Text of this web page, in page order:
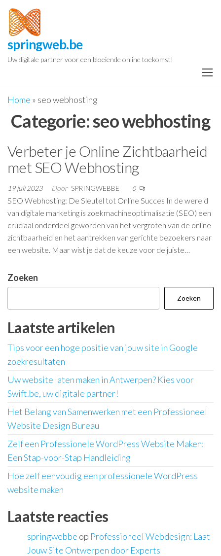
Spring
naar
de
inhoud
springweb.be
Uw digitale partner voor een bloeiende online toekomst!
Home » seo webhosting
Categorie:seo webhosting
Verbeter je Online Zichtbaarheid
met SEO Webhosting
19 juli 2023 Door SPRINGWEBBE 0
SEO Webhosting: De Sleutel tot Online Succes In de wereld
van digitale marketing is zoekmachineoptimalisatie (SEO) een
cruciaal onderdeel geworden van het vergroten van de online
zichtbaarheid en het aantrekken van gerichte bezoekers naar
een website. Maar wist je dat de keuze voor de juiste…
Zoeken
Zoeken
Laatste artikelen
Tips voor een hoge positie van jouw site in Google
zoekresultaten
Uw website laten maken in Antwerpen? Kies voor
Swift.be, uw digitale partner!
Het Belang van Samenwerken met een Professioneel
Website Design Bureau
Zelf een Professionele WordPress Website Maken:
Een Stap-voor-Stap Handleiding
Hoe zelf eenvoudig een professionele WordPress
website maken
Laatste reacties
springwebbe op Professioneel Webdesign: Laat
Jouw Site Ontwerpen door Experts